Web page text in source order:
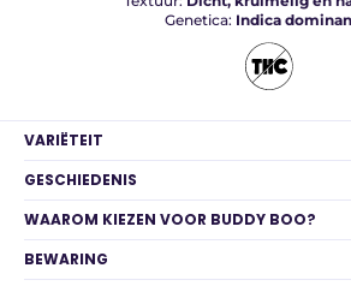
Genetica: Indica
VARIËTEIT
GESCHIEDENIS
WAAROM KIEZEN VOOR BUDDY BOO?
BEWARING